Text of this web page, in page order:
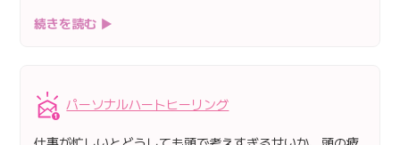
続きを読む ▶
パーソナルハートヒーリング